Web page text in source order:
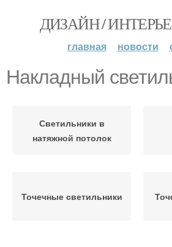
ДИЗАЙН /
главная новости
Накладный
Светильники в
натяжной потолок
Точечные светильники